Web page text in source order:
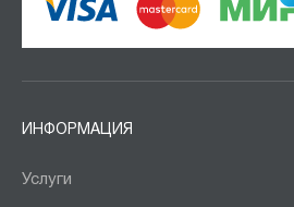
ИНФОРМАЦИЯ
Услуги